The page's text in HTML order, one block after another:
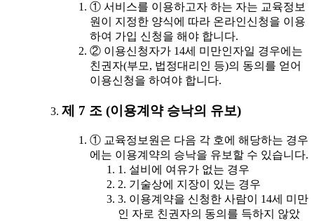
① 서비스를 이용하고자 하는 자는 교육정보
원이 지정한 양식에 따라 온라인신청을 이용
하여 가입 신청을 해야 합니다.
② 이용신청자가 14세 미만인자일 경우에는
친권자(부모, 법정대리인 등)의 동의를 얻어
이용신청을 하여야 합니다.
제 7 조 (이용계약 승낙의 유보)
① 교육정보원은 다음 각 호에 해당하는 경우
에는 이용계약의 승낙을 유보할 수 있습니다.
1. 설비에 여유가 없는 경우
2. 기술상에 지장이 있는 경우
3. 이용계약을 신청한 사람이 14세 미만
인 자로 친권자의 동의를 득하지 않았